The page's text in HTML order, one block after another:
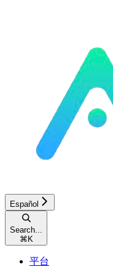
Español
Search...
⌘ K
平台